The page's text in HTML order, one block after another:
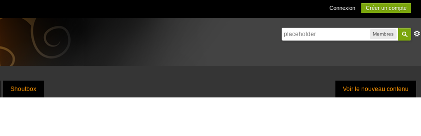
Connexion Créer un compte
Membres
Voir le nouveau contenu
Shoutbox